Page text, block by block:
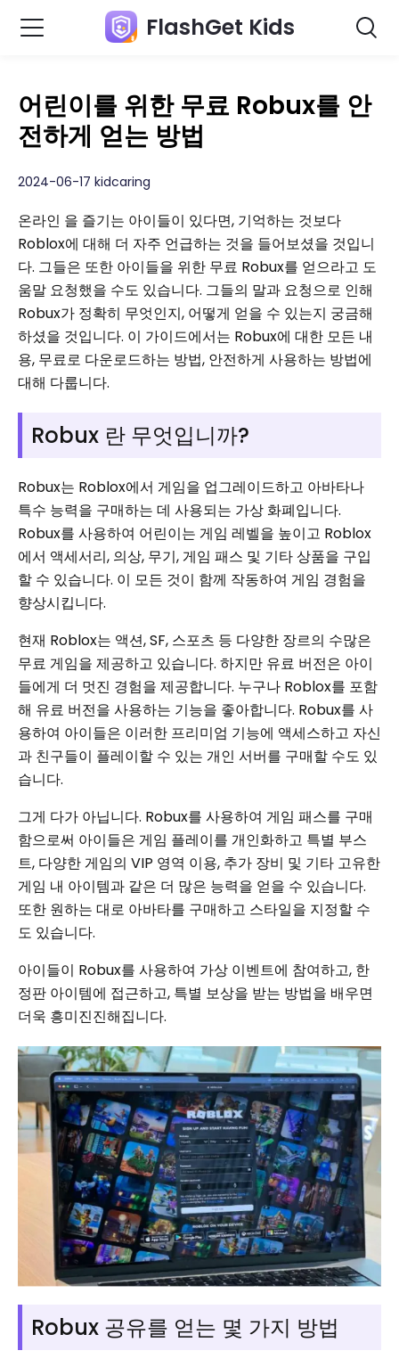
FlashGet Kids
어린이를 위한 무료 Robux를 안
전하게 얻는 방법
2024-06-17 kidcaring
온라인 을 즐기는 아이들이 있다면, 기억하는 것보다
Roblox에 대해 더 자주 언급하는 것을 들어보셨을 것입니
다. 그들은 또한 아이들을 위한 무료 Robux를 얻으라고 도
움말 요청했을 수도 있습니다. 그들의 말과 요청으로 인해
Robux가 정확히 무엇인지, 어떻게 얻을 수 있는지 궁금해
하셨을 것입니다. 이 가이드에서는 Robux에 대한 모든 내
용, 무료로 다운로드하는 방법, 안전하게 사용하는 방법에
대해 다룹니다.
Robux 란 무엇입니까?
Robux는 Roblox에서 게임을 업그레이드하고 아바타나
특수 능력을 구매하는 데 사용되는 가상 화폐입니다.
Robux를 사용하여 어린이는 게임 레벨을 높이고 Roblox
에서 액세서리, 의상, 무기, 게임 패스 및 기타 상품을 구입
할 수 있습니다. 이 모든 것이 함께 작동하여 게임 경험을
향상시킵니다.
현재 Roblox는 액션, SF, 스포츠 등 다양한 장르의 수많은
무료 게임을 제공하고 있습니다. 하지만 유료 버전은 아이
들에게 더 멋진 경험을 제공합니다. 누구나 Roblox를 포함
해 유료 버전을 사용하는 기능을 좋아합니다. Robux를 사
용하여 아이들은 이러한 프리미엄 기능에 액세스하고 자신
과 친구들이 플레이할 수 있는 개인 서버를 구매할 수도 있
습니다.
그게 다가 아닙니다. Robux를 사용하여 게임 패스를 구매
함으로써 아이들은 게임 플레이를 개인화하고 특별 부스
트, 다양한 게임의 VIP 영역 이용, 추가 장비 및 기타 고유한
게임 내 아이템과 같은 더 많은 능력을 얻을 수 있습니다.
또한 원하는 대로 아바타를 구매하고 스타일을 지정할 수
도 있습니다.
아이들이 Robux를 사용하여 가상 이벤트에 참여하고, 한
정판 아이템에 접근하고, 특별 보상을 받는 방법을 배우면
더욱 흥미진진해집니다.
Robux 공유를 얻는 몇 가지 방법